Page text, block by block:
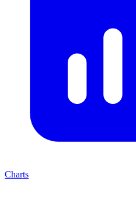
Charts